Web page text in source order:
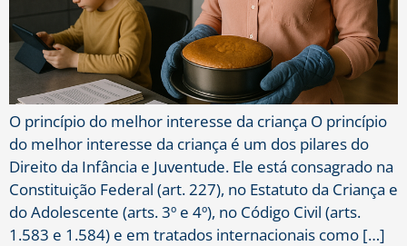
O princípio do melhor interesse da criança O princípio
do melhor interesse da criança é um dos pilares do
Direito da Infância e Juventude. Ele está consagrado na
Constituição Federal (art. 227), no Estatuto da Criança e
do Adolescente (arts. 3º e 4º), no Código Civil (arts.
1.583 e 1.584) e em tratados internacionais como […]